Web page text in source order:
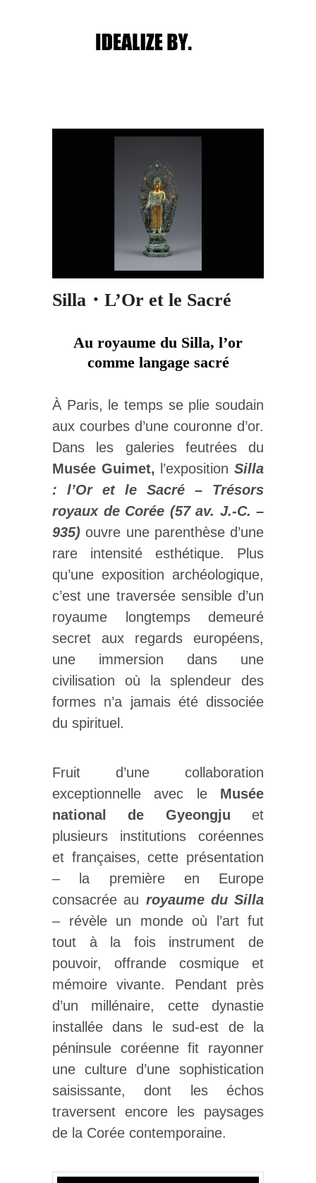
Post navigation
Silla・L’Or et le Sacré
Au royaume du Silla, l’or
comme langage sacré
À Paris, le temps se plie soudain
aux courbes d’une couronne d’or.
Dans les galeries feutrées du
Musée Guimet, l’expositionSilla
: l’Or et le Sacré – Trésors
royaux de Corée (57 av. J.-C. –
935) ouvre une parenthèse d’une
rare intensité esthétique. Plus
qu’une exposition archéologique,
c’est une traversée sensible d’un
royaume longtemps demeuré
secret aux regards européens,
une immersion dans une
civilisation où la splendeur des
formes n’a jamais été dissociée
du spirituel.
Fruit d’une collaboration
exceptionnelle avec le Musée
national de Gyeongju et
plusieurs institutions coréennes
et françaises, cette présentation
– la première en Europe
consacrée au royaume du Silla
– révèle un monde où l’art fut
tout à la fois instrument de
pouvoir, offrande cosmique et
mémoire vivante. Pendant près
d’un millénaire, cette dynastie
installée dans le sud-est de la
péninsule coréenne fit rayonner
une culture d’une sophistication
saisissante, dont les échos
traversent encore les paysages
de la Corée contemporaine.